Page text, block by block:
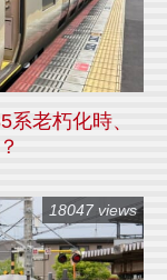
系老朽化時、
18047 views